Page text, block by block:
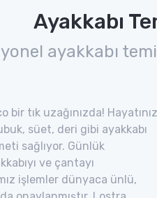
Ayakkabı
ayakkabı
tık uzağınızda!
süet, deri gibi ayakkabı
sağlıyor. Günlük
ve çantayı
işlemler dünyaca ünlü,